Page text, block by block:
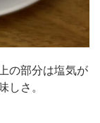
の部分は塩気が
さ。